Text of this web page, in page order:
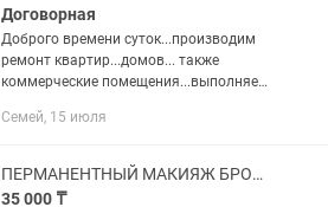
Договорная
Доброго времени суток...производим
ремонт квартир...домов... также
коммерческие помещения...выполняем
цены обговаривается с заказчиком...
Семей, 15 июля
ПЕРМАНЕНТНЫЙ МАКИЯЖ БРОВЕЙ
35 000 ₸